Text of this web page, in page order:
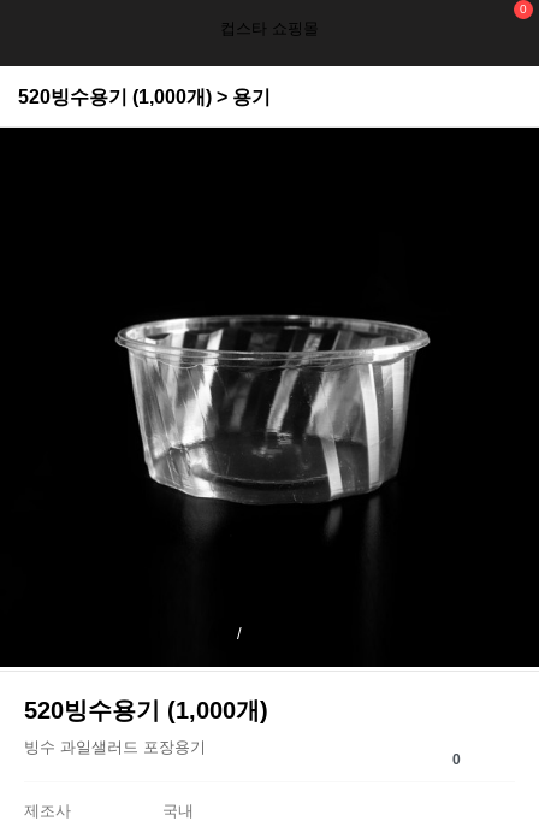
컵스타 쇼핑몰
0
520빙수용기 (1,000개) > 용기
/
520빙수용기 (1,000개)
빙수 과일샐러드 포장용기
0
제조사
국내